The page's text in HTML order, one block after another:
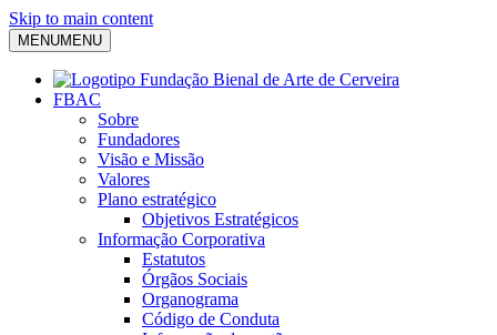
Skip to main content
MENUMENU
FBAC
Sobre
Fundadores
Visão e Missão
Valores
Plano estratégico
Objetivos Estratégicos
Informação Corporativa
Estatutos
Órgãos Sociais
Organograma
Código de Conduta